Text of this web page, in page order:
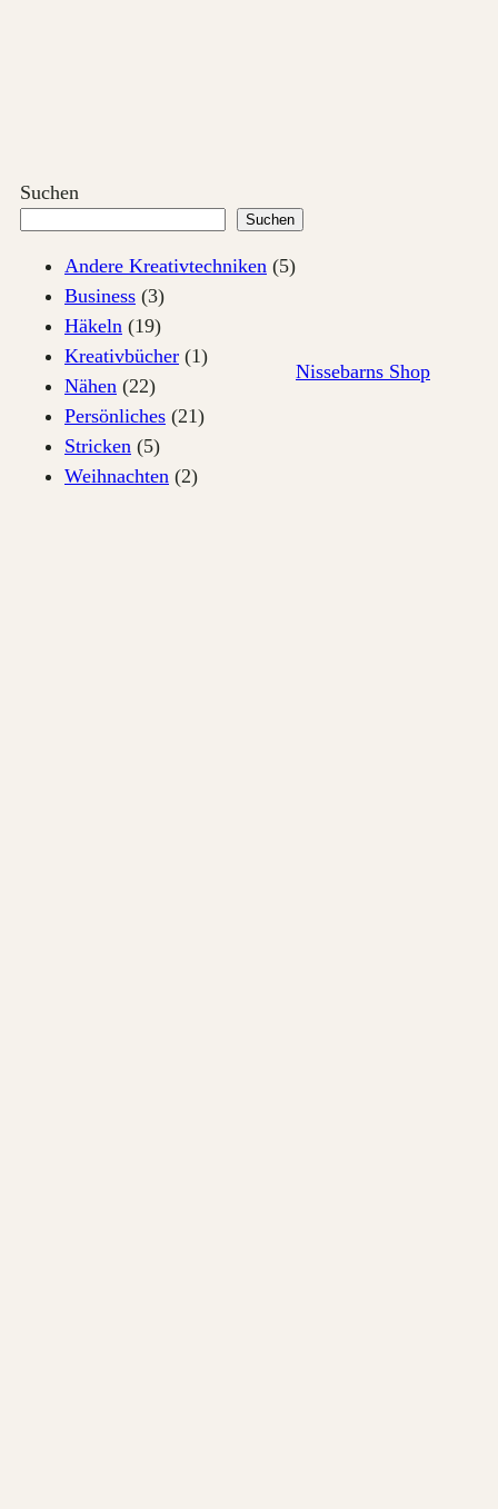
Suchen
Suchen
Andere Kreativtechniken (5)
Business (3)
Häkeln (19)
Kreativbücher (1)
Nähen (22)
Persönliches (21)
Stricken (5)
Weihnachten (2)
Nissebarns Shop